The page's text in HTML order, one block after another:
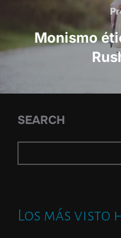
navigation
Monismo
SEARCH
Los más visto